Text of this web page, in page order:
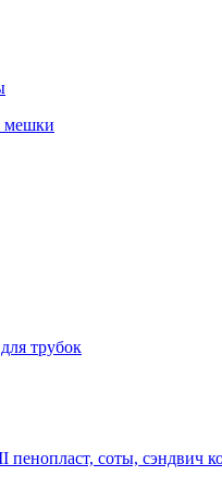
мешки
трубок
соты, сэндвич